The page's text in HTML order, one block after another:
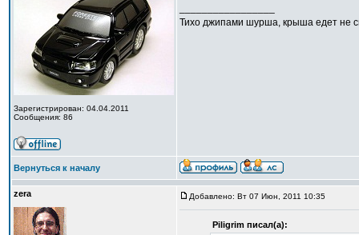
Зарегистрирован: 04.04.2011
Сообщения: 86
Тихо джипами шурша, крыша едет не
Вернуться к началу
zera Добавлено: Вт 07 Июн, 2011 10:35
Piligrim писал(а):